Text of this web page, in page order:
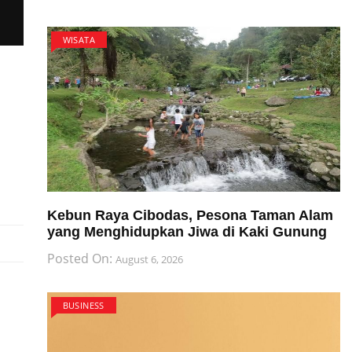
WISATA
Kebun Raya Cibodas, Pesona Taman Alam
yang Menghidupkan Jiwa di Kaki Gunung
Posted On: August 6, 2026
BUSINESS